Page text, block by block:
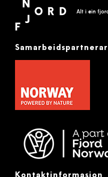
Samarbeidspartnerar